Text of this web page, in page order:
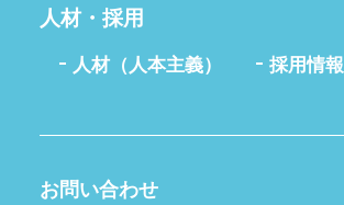
人材・採用
人材（人本主義） 採用情報
お問い合わせ